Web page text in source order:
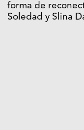
forma de
Soledad y Slina